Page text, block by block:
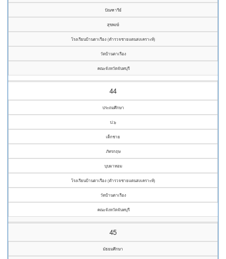
ปัณฑารีย์
สุขพงษ์
โรงเรียนบ้านตาเรือง (ตำรวจชายแดนสงเคราะห์)
วัดบ้านตาเรือง
คณะจังหวัดจันทบุรี
44
ประถมศึกษา
ป.๖
เด็กชาย
ภัทรกฤษ
บุบผาหอม
โรงเรียนบ้านตาเรือง (ตำรวจชายแดนสงเคราะห์)
วัดบ้านตาเรือง
คณะจังหวัดจันทบุรี
45
มัธยมศึกษา